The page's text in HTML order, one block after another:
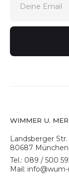
WIMMER U.
Landsberger Str.
80687 München
Tel.: 089 / 500
Mail: